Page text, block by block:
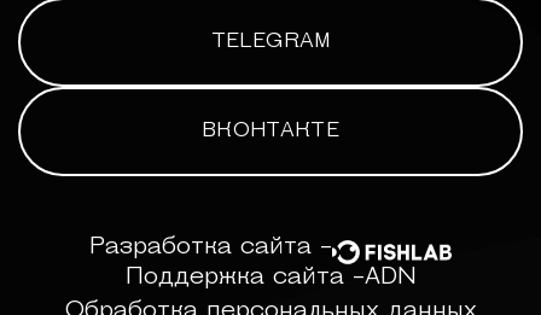
TELEGRAM
ВКОНТАКТЕ
Разработка сайта -
Поддержка сайта -ADN